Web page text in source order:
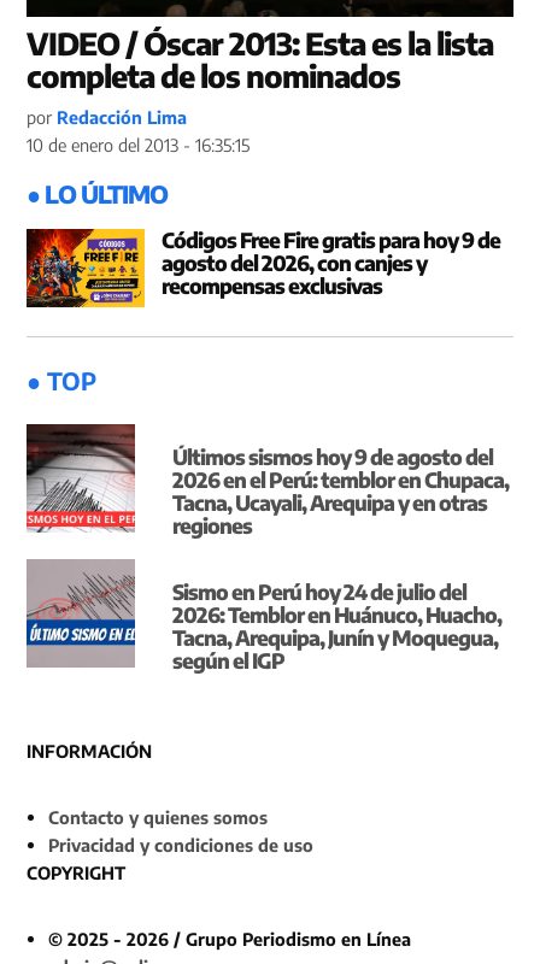
VIDEO / Óscar 2013: Esta es la lista
completa de los nominados
por Redacción Lima
10 de enero del 2013 - 16:35:15
● LO ÚLTIMO
Códigos Free Fire gratis para hoy 9 de
agosto del 2026, con canjes y
recompensas exclusivas
● TOP
Últimos sismos hoy 9 de agosto del
2026 en el Perú: temblor en Chupaca,
Tacna, Ucayali, Arequipa y en otras
regiones
Sismo en Perú hoy 24 de julio del
2026: Temblor en Huánuco, Huacho,
Tacna, Arequipa, Junín y Moquegua,
según el IGP
INFORMACIÓN
Contacto y quienes somos
Privacidad y condiciones de uso
COPYRIGHT
© 2025 - 2026 / Grupo Periodismo en Línea